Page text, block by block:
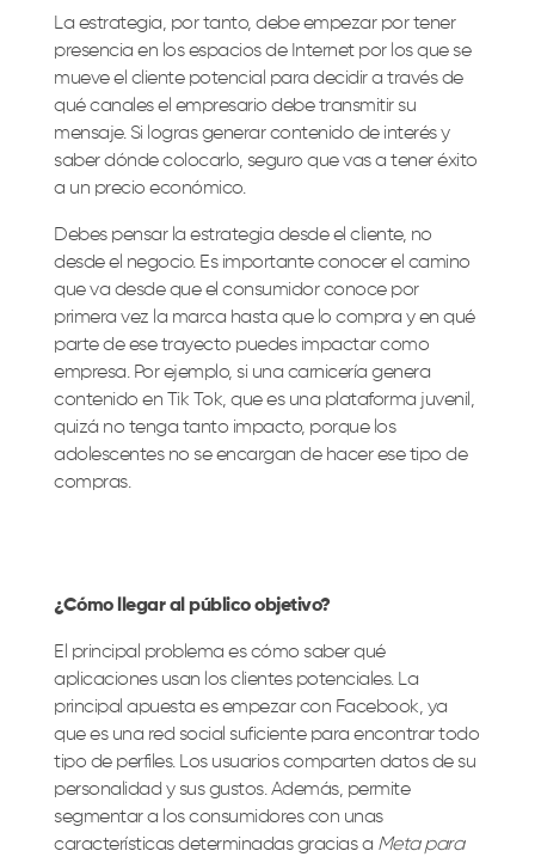
La estrategia, por tanto, debe empezar por tener
presencia en los espacios de Internet por los que se
mueve el cliente potencial para decidir a través de
qué canales el empresario debe transmitir su
mensaje. Si logras generar contenido de interés y
saber dónde colocarlo, seguro que vas a tener éxito
a un precio económico.
Debes pensar la estrategia desde el cliente, no
desde el negocio. Es importante conocer el camino
que va desde que el consumidor conoce por
primera vez la marca hasta que lo compra y en qué
parte de ese trayecto puedes impactar como
empresa. Por ejemplo, si una carnicería genera
contenido en Tik Tok, que es una plataforma juvenil,
quizá no tenga tanto impacto, porque los
adolescentes no se encargan de hacer ese tipo de
compras.
¿Cómo llegar al público objetivo?
El principal problema es cómo saber qué
aplicaciones usan los clientes potenciales. La
principal apuesta es empezar con Facebook, ya
que es una red social suficiente para encontrar todo
tipo de perfiles. Los usuarios comparten datos de su
personalidad y sus gustos. Además, permite
segmentar a los consumidores con unas
características determinadas gracias a Meta para